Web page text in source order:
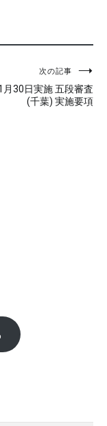
次の記事
月30日実施 五段審査
(千葉) 実施要項